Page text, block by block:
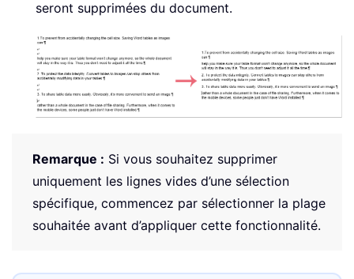
seront supprimées du document.
Remarque : Si vous souhaitez supprimer
uniquement les lignes vides d’une sélection
spécifique, commencez par sélectionner la plage
souhaitée avant d’appliquer cette fonctionnalité.